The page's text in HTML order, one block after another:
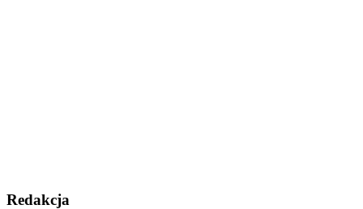
Redakcja